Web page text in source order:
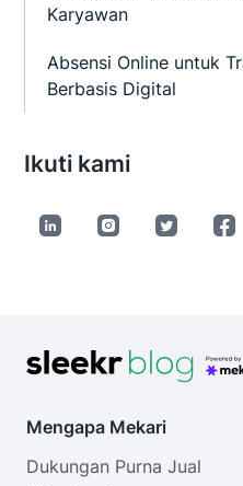
Karyawan
Absensi Online untuk
Berbasis Digital
Ikuti kami
Mengapa Mekari
Dukungan Purna Jual